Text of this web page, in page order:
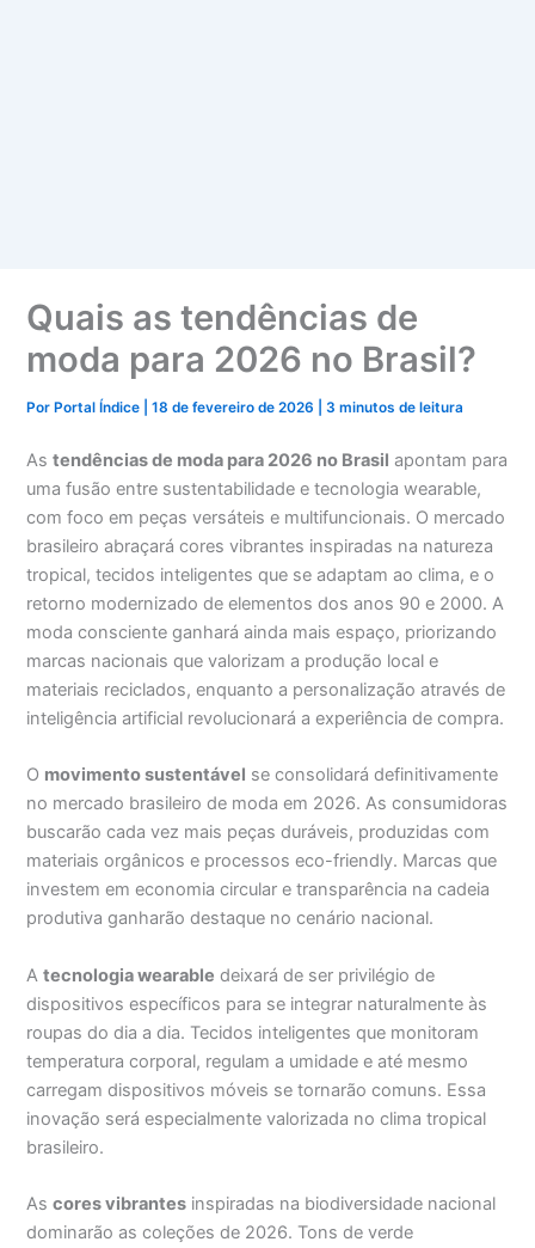
Quais as tendências de
moda para 2026 no Brasil?
PorPortal Índice |18 de fevereiro de 2026 |3 minutos de leitura
Astendências de moda para 2026 no Brasil apontam para
uma fusão entre sustentabilidade e tecnologia wearable,
com foco em peças versáteis e multifuncionais. O mercado
brasileiro abraçará cores vibrantes inspiradas na natureza
tropical, tecidos inteligentes que se adaptam ao clima, e o
retorno modernizado de elementos dos anos 90 e 2000. A
moda consciente ganhará ainda mais espaço, priorizando
marcas nacionais que valorizam a produção local e
materiais reciclados, enquanto a personalização através de
inteligência artificial revolucionará a experiência de compra.
O movimento sustentável se consolidará definitivamente
no mercado brasileiro de moda em 2026. As consumidoras
buscarão cada vez mais peças duráveis, produzidas com
materiais orgânicos e processos eco-friendly. Marcas que
investem em economia circular e transparência na cadeia
produtiva ganharão destaque no cenário nacional.
Atecnologia wearable deixará de ser privilégio de
dispositivos específicos para se integrar naturalmente às
roupas do dia a dia. Tecidos inteligentes que monitoram
temperatura corporal, regulam a umidade e até mesmo
carregam dispositivos móveis se tornarão comuns. Essa
inovação será especialmente valorizada no clima tropical
brasileiro.
Ascores vibrantes inspiradas na biodiversidade nacional
dominarão as coleções de 2026. Tons de verde